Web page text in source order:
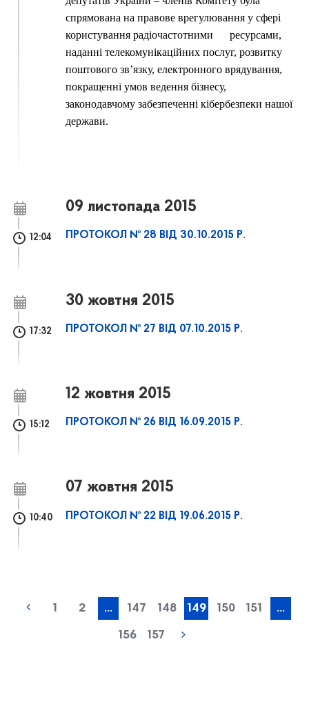
спрямована на правове врегулювання у сфері
користування радіочастотними
ресурсами,
наданні телекомунікаційних послуг, розвитку
поштового зв’язку, електронного врядування,
покращенні умов ведення бізнесу,
законодавчому забезпеченні кібербезпеки нашої
держави.
09 листопада 2015
12:04 ПРОТОКОЛ № 28 ВІД 30.10.2015 Р.
30 жовтня 2015
17:32 ПРОТОКОЛ № 27 ВІД 07.10.2015 Р.
12 жовтня 2015
15:12 ПРОТОКОЛ № 26 ВІД 16.09.2015 Р.
07 жовтня 2015
10:40 ПРОТОКОЛ № 22 ВІД 19.06.2015 Р.
1 2 ... 147 148 149 150 151 ...
156 157